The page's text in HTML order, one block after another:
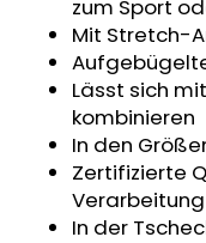
zum Sport
Mit Stretch-
Lässt sich
kombinieren
In den
Zertifizierte
Verarbeitung
In der